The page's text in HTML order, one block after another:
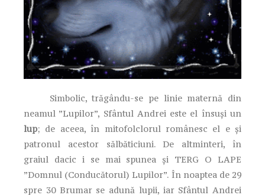
Simbolic, trăgându-se pe linie maternă din
neamul ”Lupilor”, Sfântul Andrei este el însuși un
lup; de aceea, în mitofolclorul românesc el e și
patronul acestor sălbăticiuni. De altminteri, în
graiul dacic i se mai spunea și TERG O LAPE
”Domnul (Conducătorul) Lupilor”. În noaptea de 29
spre 30 Brumar se adună lupii, iar Sfântul Andrei